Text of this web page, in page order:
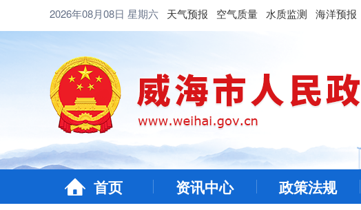
2026年08月08日 星期六 天气预报 空气质量 水质监测 海洋预报
首页 资讯中心 政策法规